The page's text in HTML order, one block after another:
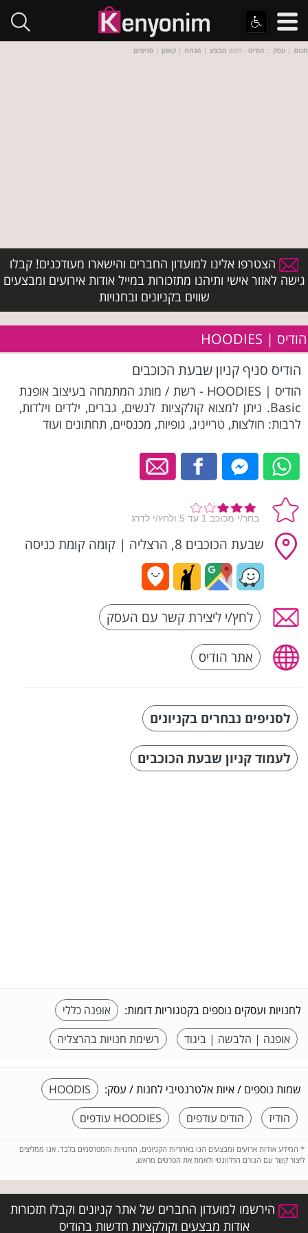
חנות | עסק :: הודיס - חפש מבצע | הנחה | קופון | סניפים
הצטרפו אלינו למועדון החברים והישארו מעודכנים! קבלו
גישה לאזור אישי ותיהנו מתזכורות במייל אודות אירועים ומבצעים
שווים בקניונים ובחנויות
הודיס | HOODIES
הודיס סניף קניון שבעת הכוכבים
הודיס | HOODIES - רשת / מותג המתמחה בעיצוב אופנת
Basic. ניתן למצוא קולקציות לנשים, גברים, ילדים וילדות,
לרבות: חולצות, טרייניג, גופיות, מכנסיים, תחתונים ועוד
שבעת הכוכבים 8, הרצליה | קומה קומת כניסה
לחץ/י ליצירת קשר עם העסק
אתר הודיס
לסניפים נבחרים בקניונים
לעמוד קניון שבעת הכוכבים
לחנויות ועסקים נוספים בקטגוריות דומות:
אופנה כללי
אופנה | הלבשה | ביגוד
רשימת חנויות בהרצליה
שמות נוספים / איות אלטרנטיבי לחנות / עסק:
HOODIS
הודיז
הודיס עודפים HOODIES עודפים
* המידע אודות ארועים ומבצעים הנו באחריות הקניונים, החנויות והמפרסמים בלבד. אנו ממליצים
ליצור קשר עם הגורם הרלוונטי ולאמת את הפרטים מראש.
הירשמו למועדון החברים של אתר קניונים וקבלו תזכורות
אודות מבצעים וקולקציות חדשות בהודיס